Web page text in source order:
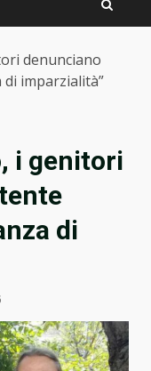
denunciano
di imparzialità”
i genitori
di